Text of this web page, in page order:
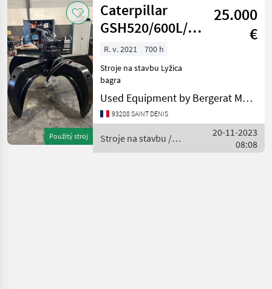
Použitý stroj
Caterpillar
GSH520/600L/18T-
25T
25.000
€
R. v. 2021
700 h
Stroje na stavbu Lyžica
bagra
Used Equipment by Bergerat Monnoyeur
93208 SAINT DENIS
Stroje na stavbu /
Caterpillar
20-11-2023
08:08